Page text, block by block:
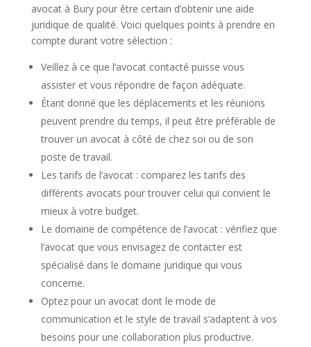
avocat à Bury pour être certain d’obtenir une aide
juridique de qualité. Voici quelques points à prendre en
compte durant votre sélection :
Veillez à ce que l’avocat contacté puisse vous
assister et vous répondre de façon adéquate.
Étant donné que les déplacements et les réunions
peuvent prendre du temps, il peut être préférable de
trouver un avocat à côté de chez soi ou de son
poste de travail.
Les tarifs de l’avocat : comparez les tarifs des
différents avocats pour trouver celui qui convient le
mieux à votre budget.
Le domaine de compétence de l’avocat : vérifiez que
l’avocat que vous envisagez de contacter est
spécialisé dans le domaine juridique qui vous
concerne.
Optez pour un avocat dont le mode de
communication et le style de travail s’adaptent à vos
besoins pour une collaboration plus productive.